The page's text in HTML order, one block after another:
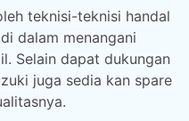
teknisi-teknisi handal
dalam menangani
Selain dapat dukungan
juga sedia kan spare